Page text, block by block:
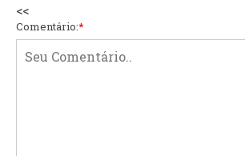
<<
Comentário:*